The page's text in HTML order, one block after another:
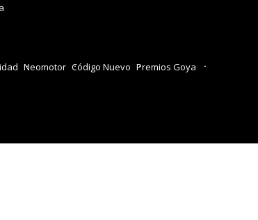
Neomotor Código Nuevo Premios Goya